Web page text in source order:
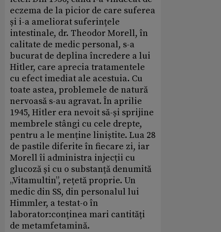
eczema de la picior de care suferea
și i-a ameliorat suferințele
intestinale, dr. Theodor Morell, în
calitate de medic personal, s-a
bucurat de deplina încredere a lui
Hitler, care aprecia tratamentele
cu efect imediat ale acestuia. Cu
toate astea, problemele de natură
nervoasă s-au agravat. În aprilie
1945, Hitler era nevoit să-și sprijine
membrele stângi cu cele drepte,
pentru a le menține liniștite. Lua 28
de pastile diferite în fiecare zi, iar
Morell îi administra injecții cu
glucoză și cu o substanță denumită
„Vitamultin”, rețetă proprie. Un
medic din SS, din personalul lui
Himmler, a testat-o în
laborator:conținea mari cantități
de metamfetamină.